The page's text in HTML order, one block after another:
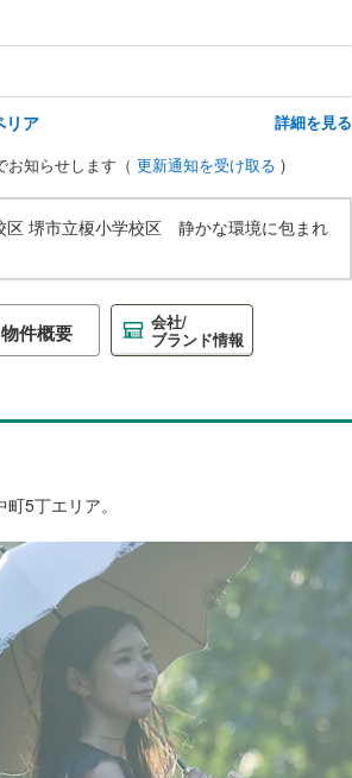
リア
詳細を見る
知らせします（ 更新通知を受け取る )
堺市立榎小学校区 静かな環境に包まれ
物件概要 会社/
ブランド情報
5丁エリア。